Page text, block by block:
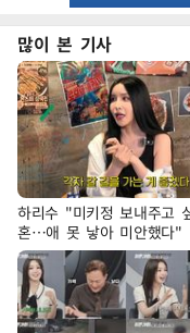
많이 본 기사
하리수 "미키정 보내주고
혼…애 못 낳아 미안했다"